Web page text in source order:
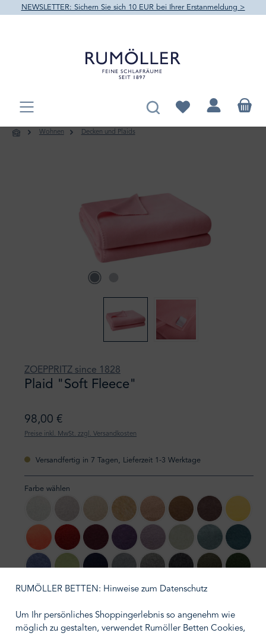
springen
NEWSLETTER: Sichern Sie sich 10 EUR bei Ihrer Erstanmeldung >
Du hast 0 Produkte
Wohnen Decken und Plaids
ZOEPPRITZ since 1828
Plaid "Soft Fleece"
98,00 €
Preise inkl. MwSt. zzgl. Versandkosten
Versandfertig in 7 Tagen, Lieferzeit 1-3 Werktage
Farbe wählen
010 offwhite090 clay 020 creme810 camel040 sand 815 sahara880 dark brown
160
235 coral 290 rust 390 wine 490 aubergine405 pale lavender
620 milky green
545 denim795
540 indigo650 green595 dark marina
935 titanium920 light grey meliert
940 medium grey meliert
681 olive branch
661
Größe wählen
RUMÖLLER BETTEN: Hinweise zum Datenschutz
Um Ihr persönliches Shoppingerlebnis so angenehm wie
möglich zu gestalten, verwendet Rumöller Betten Cookies,